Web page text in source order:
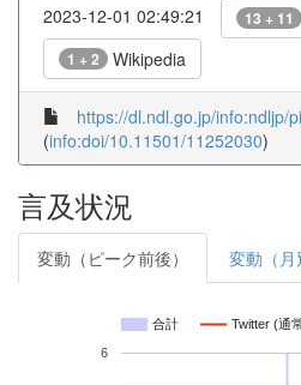
2023-12-01 02:49:21 13 + 11
1 + 2 Wikipedia
https://dl.ndl.go.jp/info:ndljp/
(info:doi/10.11501/11252030)
言及状況
変動（ピーク前後） 変動（月
合計 Twitter (通
6